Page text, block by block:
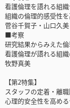
看護倫理を語れる組
組織の倫理的感受性
菅谷千賀子・山口久
■考察
研究結果からみえた
看護倫理が語れる組
牧野真美
【第2特集】
スタッフの定着・離
心理的安全性を高め